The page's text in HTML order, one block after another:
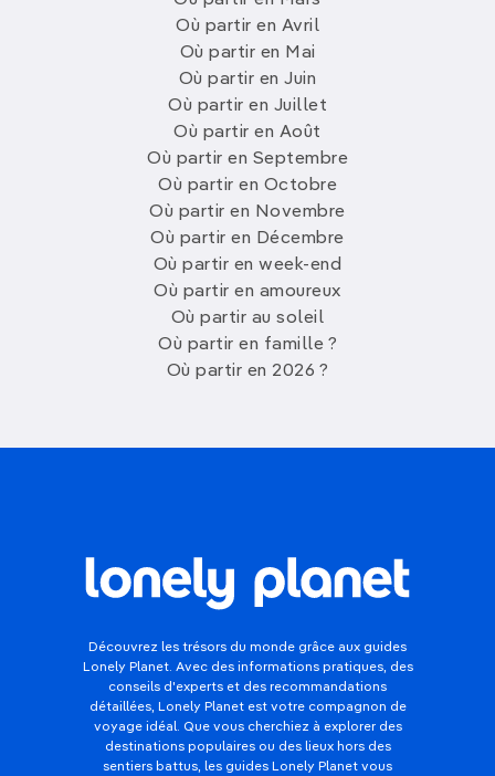
Où partir en Avril
Où partir en Mai
Où partir en Juin
Où partir en Juillet
Où partir en Août
Où partir en Septembre
Où partir en Octobre
Où partir en Novembre
Où partir en Décembre
Où partir en week-end
Où partir en amoureux
Où partir au soleil
Où partir en famille ?
Où partir en 2026 ?
Découvrez les trésors du monde grâce aux guides
Lonely Planet. Avec des informations pratiques, des
conseils d'experts et des recommandations
détaillées, Lonely Planet est votre compagnon de
voyage idéal. Que vous cherchiez à explorer des
destinations populaires ou des lieux hors des
sentiers battus, les guides Lonely Planet vous